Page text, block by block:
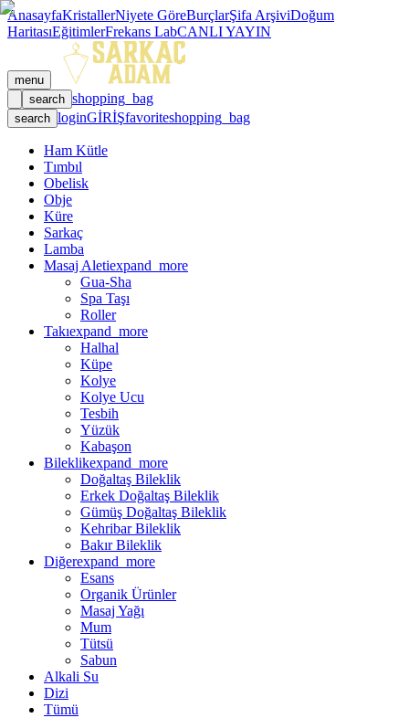
AnasayfaKristallerNiyete GöreBurçlarŞifa ArşiviDoğum
HaritasıEğitimlerFrekans LabCANLI YAYIN
menu
search shopping_bag
search loginGİRİŞfavoriteshopping_bag
Ham Kütle
Tımbıl
Obelisk
Obje
Küre
Sarkaç
Lamba
Masaj Aletiexpand_more
Gua-Sha
Spa Taşı
Roller
Takıexpand_more
Halhal
Küpe
Kolye
Kolye Ucu
Tesbih
Yüzük
Kabaşon
Bileklikexpand_more
Doğaltaş Bileklik
Erkek Doğaltaş Bileklik
Gümüş Doğaltaş Bileklik
Kehribar Bileklik
Bakır Bileklik
Diğerexpand_more
Esans
Organik Ürünler
Masaj Yağı
Mum
Tütsü
Sabun
Alkali Su
Dizi
Tümü